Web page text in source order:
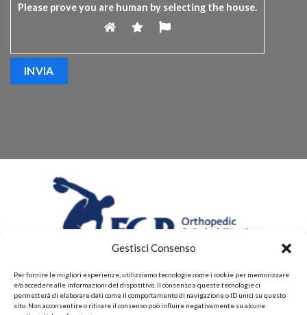
Gestisci Consenso
Per fornire le migliori esperienze, utilizziamo tecnologie come i cookie per memorizzare
e/o accedere alle informazioni del dispositivo. Il consenso a queste tecnologie ci
permetterà di elaborare dati come il comportamento di navigazione o ID unici su questo
sito. Non acconsentire o ritirare il consenso può influire negativamente su alcune
Please prove you are human by selecting the house.